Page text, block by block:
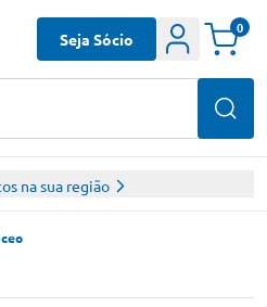
Seja Sócio
0
na sua região